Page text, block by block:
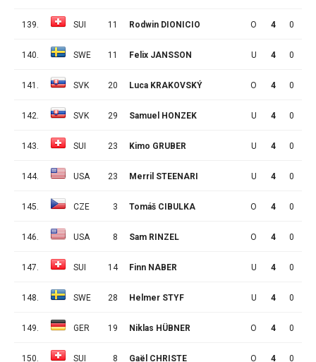
139. SUI 11 Rodwin DIONICIO O 4 0
140. SWE 11 Felix JANSSON U 4 0
141. SVK 20 Luca KRAKOVSKÝ O 4 0
142. SVK 29 Samuel HONZEK U 4 0
143. SUI 23 Kimo GRUBER U 4 0
144. USA 23 Merril STEENARI U 4 0
145. CZE 3 Tomáš CIBULKA O 4 0
146. USA 8 Sam RINZEL O 4 0
147. SUI 14 Finn NABER U 4 0
148. SWE 28 Helmer STYF U 4 0
149. GER 19 Niklas HÜBNER O 4 0
150. SUI 8 Gaël CHRISTE O 4 0